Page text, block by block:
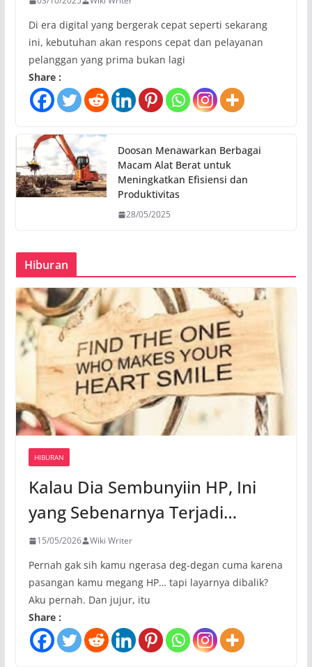
Di era digital yang bergerak cepat seperti sekarang
ini, kebutuhan akan respons cepat dan pelayanan
pelanggan yang prima bukan lagi
Share :
Doosan Menawarkan Berbagai
Macam Alat Berat untuk
Meningkatkan Efisiensi dan
Produktivitas
28/05/2025
Hiburan
HIBURAN
Kalau Dia Sembunyiin HP, Ini
yang Sebenarnya Terjadi…
15/05/2026 Wiki Writer
Pernah gak sih kamu ngerasa deg-degan cuma karena
pasangan kamu megang HP… tapi layarnya dibalik?
Aku pernah. Dan jujur, itu
Share :